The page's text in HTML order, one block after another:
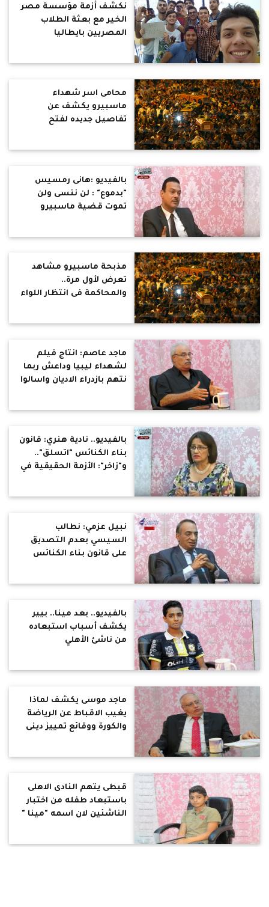
نكشف أزمة مؤسسة مصر
الخير مع بعثة الطلاب
المصريين بايطاليا
محامى اسر شهداء
ماسبيرو يكشف عن
تفاصيل جديده لفتح
بالفيديو :هانى رمسيس
"بدموع" : لن ننسى ولن
تموت قضية ماسبيرو
مذبحة ماسبيرو مشاهد
تعرض لأول مرة..
والمحاكمة فى انتظار اللواء
ماجد عاصم: انتاج فيلم
لشهداء ليبيا وداعش ربما
نتهم بازدراء الاديان واسالوا
بالفيديو.. نادية هنري: قانون
بناء الكنائس "اتسلق"..
و"زاخر": الأزمة الحقيقية في
نبيل عزمي: نطالب
السيسي بعدم التصديق
على قانون بناء الكنائس
بالفيديو.. بعد مينا.. بيير
يكشف أسباب استبعاده
من ناشئ الأهلي
ماجد موسى يكشف لماذا
يغيب الاقباط عن الرياضة
والكورة ووقائع تمييز دينى
قبطى يتهم النادى الاهلى
باستبعاد طفله من اختبار
الناشئين لان اسمه "مينا "